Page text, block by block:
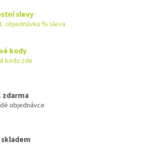
á
d
y
i
slevy
objednávku % sleva
kody
kodu zde
zdarma
objednávce